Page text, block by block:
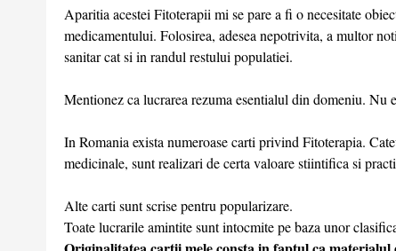
Aparitia acestei Fitoterapii mi se pare a fi o necesitate
medicamentului. Folosirea, adesea nepotrivita, a multor
sanitar cat si in randul restului populatiei.
Mentionez ca lucrarea rezuma esentialul din domeniu. Nu
In Romania exista numeroase carti privind Fitoterapia.
medicinale, sunt realizari de certa valoare stiintifica si
Alte carti sunt scrise pentru popularizare.
Toate lucrarile amintite sunt intocmite pe baza unor